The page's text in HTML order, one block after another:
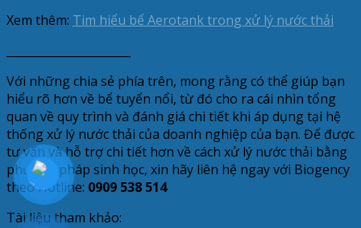
Xem thêm: Tim hiểu bể Aerotank trong xử lý nước thải
Với những chia sẻ phía trên, mong rằng có thể giúp bạn
hiểu rõ hơn về bể tuyển nổi, từ đó cho ra cái nhìn tổng
quan về quy trình và đánh giá chi tiết khi áp dụng tại hệ
thống xử lý nước thải của doanh nghiệp của bạn. Để được
tư vấn và hỗ trợ chi tiết hơn về cách xử lý nước thải bằng
phương pháp sinh học, xin hãy liên hệ ngay với Biogency
theo Hotline: 0909 538 514
Tài liệu tham khảo: